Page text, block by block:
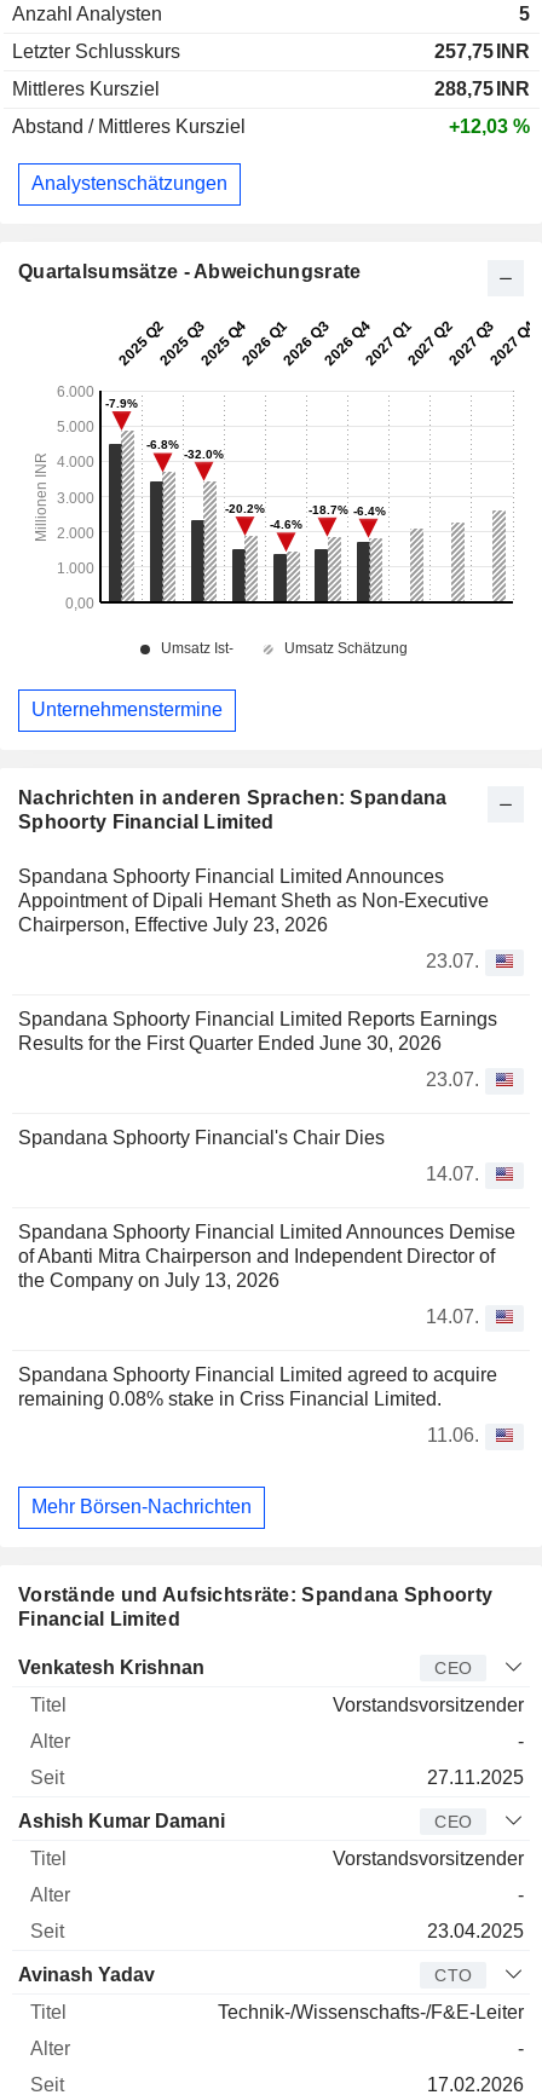
Nachrichten in anderen Sprachen: Spandana
Sphoorty Financial Limited
Spandana Sphoorty Financial Limited Announces
Appointment of Dipali Hemant Sheth as Non-Executive
Chairperson, Effective July 23, 2026
23.07.
Spandana Sphoorty Financial Limited Reports Earnings
Results for the First Quarter Ended June 30, 2026
23.07.
Spandana Sphoorty Financial's Chair Dies
14.07.
Spandana Sphoorty Financial Limited Announces Demise
of Abanti Mitra Chairperson and Independent Director of
the Company on July 13, 2026
14.07.
Spandana Sphoorty Financial Limited agreed to acquire
remaining 0.08% stake in Criss Financial Limited.
11.06.
Mehr Börsen-Nachrichten
Vorstände und Aufsichtsräte: Spandana Sphoorty
Financial Limited
Manager Titel Alter
Venkatesh Krishnan CEO
Vorstandsvorsitzender
-
27.11.2025
Ashish Kumar Damani CEO
Vorstandsvorsitzender
-
23.04.2025
Avinash Yadav CTO
Technik-/Wissenschafts-/F&E-Leiter
-
17.02.2026
Anzahl Analysten
5
Letzter Schlusskurs
257,75 INR
Mittleres Kursziel
288,75 INR
Abstand / Mittleres Kursziel
+12,03 %
Analystenschätzungen
Quartalsumsätze - Abweichungsrate
Unternehmenstermine